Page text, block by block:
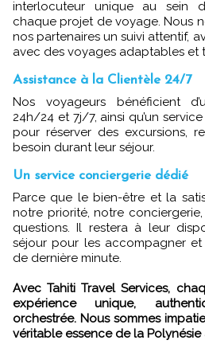
interlocuteur unique au sein
chaque projet de voyage. Nous
nos partenaires un suivi attentif,
avec des voyages adaptables et
Assistance à la Clientèle 24/7
Nos voyageurs bénéficient d’un service d’assistance
24h/24 et 7j/7, ainsi qu’un
pour réserver des excursions,
besoin durant leur séjour.
Un service conciergerie dédié
Parce que le bien-être et la satisfaction des clients sont
notre priorité, notre
questions. Il restera à leur
séjour pour les accompagner
de dernière minute.
Avec Tahiti Travel Services,
expérience unique,
orchestrée. Nous sommes
véritable essence de la Polynésie